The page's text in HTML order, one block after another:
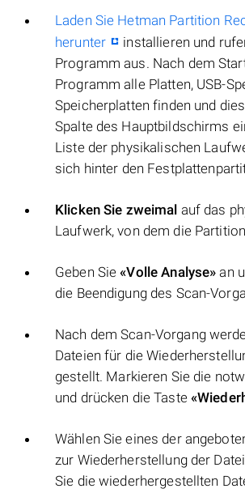
Laden Sie Hetman Partition
herunter
installieren und
Programm aus. Nach dem
Programm alle Platten, USB-
Speicherplatten finden und
Spalte des Hauptbildschirms
Liste der physikalischen
sich hinter den
Klicken Sie zweimal auf das
Laufwerk, von dem die
Geben Sie«Volle Analyse» an
die Beendigung des Scan-
Nach dem Scan-Vorgang
Dateien für die
gestellt. Markieren Sie die
und drücken die Taste
Wählen Sie eines der
zur Wiederherstellung der
Sie die wiederhergestellten